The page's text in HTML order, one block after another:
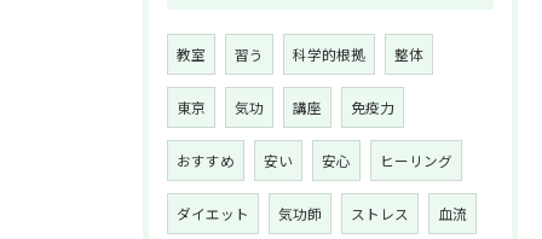
教室 習う 科学的根拠 整体
東京 気功 講座 免疫力
おすすめ 安い 安心 ヒーリング
ダイエット 気功師 ストレス 血流